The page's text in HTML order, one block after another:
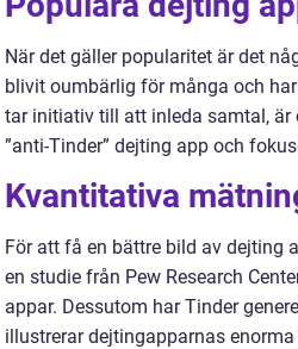
När det gäller popularitet är det
blivit oumbärlig för många och
tar initiativ till att inleda samtal, är
”anti-Tinder” dejting app och
Kvantitativa
För att få en bättre bild av dejting
en studie från Pew Research
appar. Dessutom har Tinder
illustrerar dejtingapparnas